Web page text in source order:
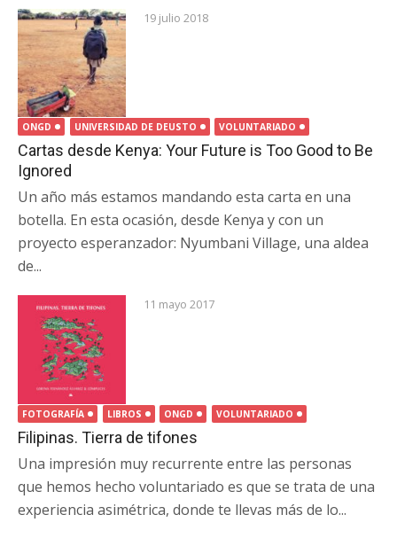
19 julio 2018
ONGD UNIVERSIDAD DE DEUSTO VOLUNTARIADO
Cartas desde Kenya: Your Future is Too Good to Be
Ignored
Un año más estamos mandando esta carta en una
botella. En esta ocasión, desde Kenya y con un
proyecto esperanzador: Nyumbani Village, una aldea
de...
11 mayo 2017
FOTOGRAFÍA LIBROS ONGD VOLUNTARIADO
Filipinas. Tierra de tifones
Una impresión muy recurrente entre las personas
que hemos hecho voluntariado es que se trata de una
experiencia asimétrica, donde te llevas más de lo...